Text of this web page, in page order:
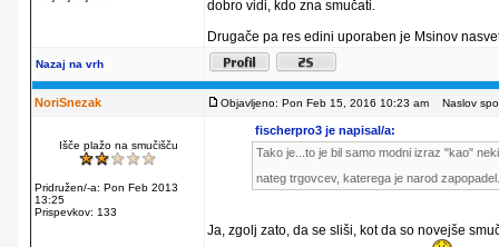
dobro vidi, kdo zna smučati.
Drugače pa res edini uporaben je Msinov
Nazaj na vrh
NoriSnezak Objavljeno: Pon Feb 15, 2016 10:23 am Naslov
Išče plažo na smučišču
Pridružen/-a: Pon Feb 2013
13:25
Prispevkov: 133
fischerpro3 je napisal/a:
Tako je...to je bil samo modni izraz "kao"
nateg trgovcev, katerega je narod
Ja, zgolj zato, da se sliši, kot da so novejše